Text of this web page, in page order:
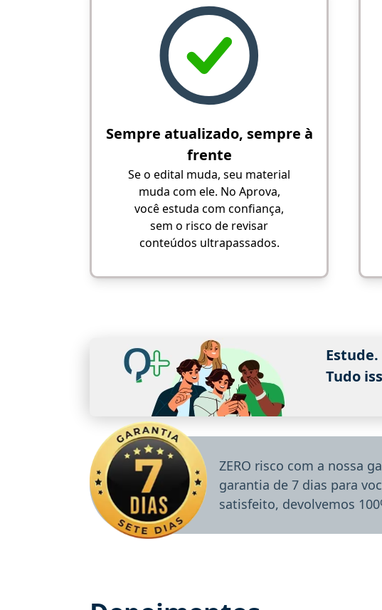
Sempre atualizado, sempre à
frente
Se o edital muda, seu material
muda com ele. No Aprova,
você estuda com confiança,
sem o risco de revisar
conteúdos ultrapassados.
Tudo
ZERO risco com a nossa
garantia de 7 dias para
satisfeito, devolvemos